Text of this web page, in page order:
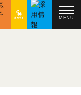
MENU